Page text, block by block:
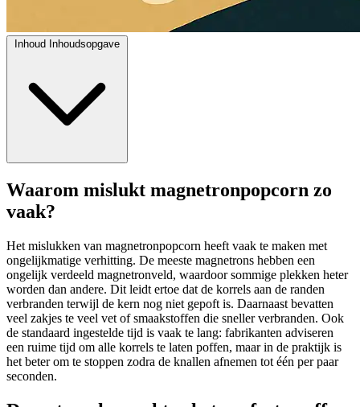
Inhoud Inhoudsopgave
Waarom mislukt magnetronpopcorn zo
vaak?
Het mislukken van magnetronpopcorn heeft vaak te maken met
ongelijkmatige verhitting. De meeste magnetrons hebben een
ongelijk verdeeld magnetronveld, waardoor sommige plekken heter
worden dan andere. Dit leidt ertoe dat de korrels aan de randen
verbranden terwijl de kern nog niet gepoft is. Daarnaast bevatten
veel zakjes te veel vet of smaakstoffen die sneller verbranden. Ook
de standaard ingestelde tijd is vaak te lang: fabrikanten adviseren
een ruime tijd om alle korrels te laten poffen, maar in de praktijk is
het beter om te stoppen zodra de knallen afnemen tot één per paar
seconden.